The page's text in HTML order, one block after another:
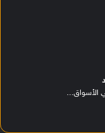
الأسواق...